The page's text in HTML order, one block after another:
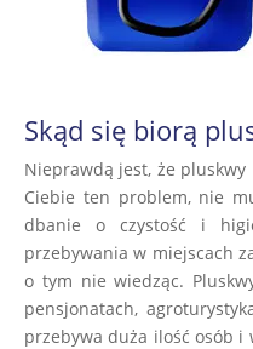
Skąd się biorą
Nieprawdą jest, że
Ciebie ten problem, nie
dbanie o czystość i
przebywania w miejscach
o tym nie wiedząc.
pensjonatach,
przebywa duża ilość osób i